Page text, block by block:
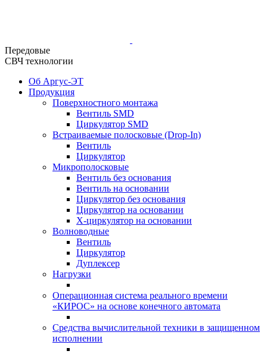
Передовые
СВЧ технологии
Об Аргус-ЭТ
Продукция
Поверхностного монтажа
Вентиль SMD
Циркулятор SMD
Встраиваемые полосковые (Drop-In)
Вентиль
Циркулятор
Микрополосковые
Вентиль без основания
Вентиль на основании
Циркулятор без основания
Циркулятор на основании
Х-циркулятор на основании
Волноводные
Вентиль
Циркулятор
Дуплексер
Нагрузки
Операционная система реального времени
«КИРОС» на основе конечного автомата
Средства вычислительной техники в защищенном
исполнении